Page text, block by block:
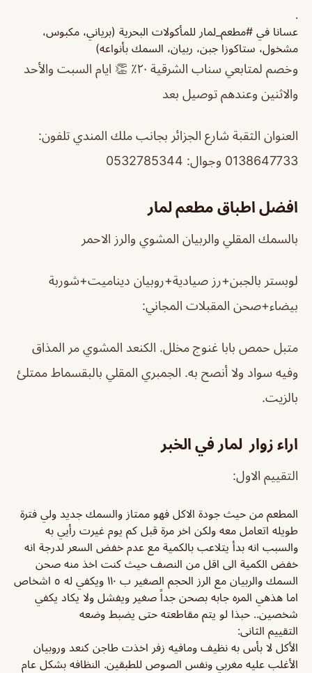
.
عسانا في #مطعم_لمار للمأكولات البحرية (برياني، مكبوس،
مشخول، ستاكوزا جبن، ربيان، السمك بأنواعه)
وخصم لمتابعي سناب الشرقية ٢٠٪‏ 👏 ايام السبت والأحد
والاثنين وعندهم توصيل بعد
العنوان الثقبة شارع الجزائر بجانب ملك المندي تلفون:
0138647733 وجوال: 0532785344
افضل اطباق مطعم لمار
بالسمك المقلي والربيان المشوي والرز الاحمر
لوبستر بالجبن+رز صيادية+روبيان ديناميت+شوربة
بيضاء+صحن المقبلات المجاني:
متبل حمص بابا غنوج مخلل. الكنعد المشوي مر المذاق
وفيه سواد ولا أنصح به. الجمبري المقلي بالبقسماط ممتلئ
بالزيت.
اراء زوار لمار في الخبر
التقييم الاول:
المطعم من حيث جودة الاكل فهو ممتاز والسمك جديد ولي فترة
طويله اتعامل معه ولكن اخر مرة قبل كم يوم غيرت رأيي به
والسبب انه بدأ يتلاعب بالكمية مع عدم خفض السعر لدرجة انه
خفض الكمية الى اقل من النصف حيث كنت اخذ منه صحن
السمك والربيان مع الرز الحجم الصغير ب ١١٠ ويكفي له ٥ اشخاص
اما هذهي المره جابه بصحن جداً صغير ويفشل ولا يكاد يكفي
شخصين.. حبذا لو يتم مقاطعته حتى يضبط وضعه
التقييم الثانى:
الأكل لا بأس به نظيف ومافيه زفر اخذت طاجن كنعد وروبيان
الأغلب عليه مغربي ونفس الصوص للطبقين. النظافه بشكل عام